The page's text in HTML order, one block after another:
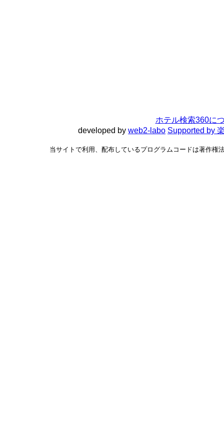
ホテル検索360に
developed by web2-labo Supported by
当サイトで利用、配布しているプログラムコードは著作